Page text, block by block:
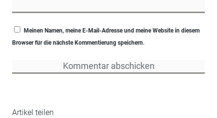
Meinen Namen, meine E-Mail-Adresse und meine Website in diesem
Browser für die nächste Kommentierung speichern.
Artikel teilen